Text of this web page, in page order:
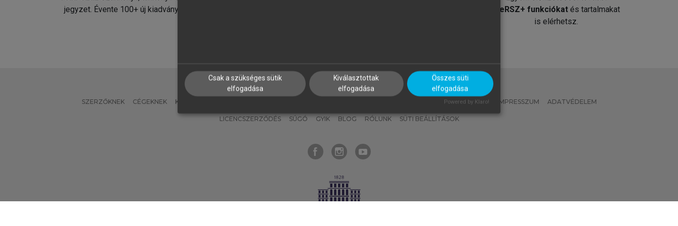
jegyzet. Évente 100+ új kiadvány.
MeRSZ+ funkciókat és tartalmakat
is elérhetsz.
SZERZŐKNEK CÉGEKNEK KÖNYVTÁROSOKNAK MI – ÁLTALÁNOS IRÁNYELVEK IMPRESSZUM ADATVÉDELEM
LICENCSZERZŐDÉS SÚGÓ GYIK BLOG RÓLUNK SÜTI BEÁLLÍTÁSOK
Csak a szükséges sütik
elfogadása
Kiválasztottak
elfogadása
Összes süti
elfogadása
Powered by Klaro!